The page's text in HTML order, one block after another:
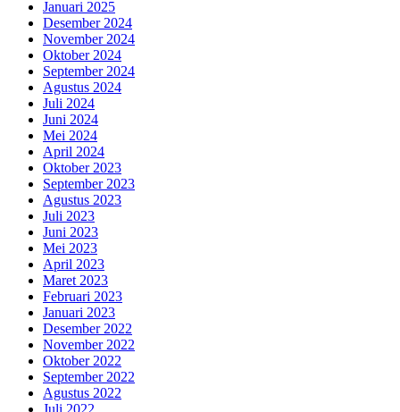
Januari 2025
Desember 2024
November 2024
Oktober 2024
September 2024
Agustus 2024
Juli 2024
Juni 2024
Mei 2024
April 2024
Oktober 2023
September 2023
Agustus 2023
Juli 2023
Juni 2023
Mei 2023
April 2023
Maret 2023
Februari 2023
Januari 2023
Desember 2022
November 2022
Oktober 2022
September 2022
Agustus 2022
Juli 2022